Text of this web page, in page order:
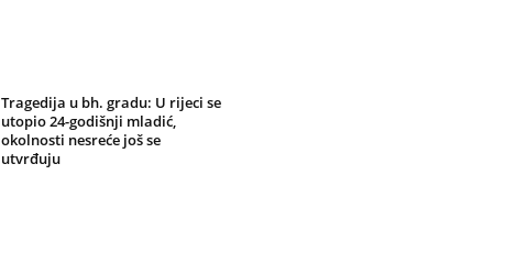
Tragedija u bh. gradu: U rijeci se
utopio 24-godišnji mladić,
okolnosti nesreće još se
utvrđuju